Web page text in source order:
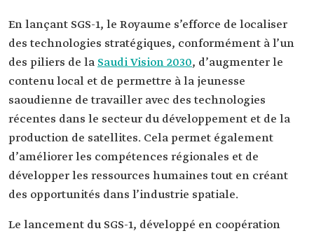
En lançant SGS-1, le Royaume s’efforce de localiser
des technologies stratégiques, conformément à l’un
des piliers de la Saudi Vision 2030, d’augmenter le
contenu local et de permettre à la jeunesse
saoudienne de travailler avec des technologies
récentes dans le secteur du développement et de la
production de satellites. Cela permet également
d’améliorer les compétences régionales et de
développer les ressources humaines tout en créant
des opportunités dans l’industrie spatiale.
Le lancement du SGS-1, développé en coopération